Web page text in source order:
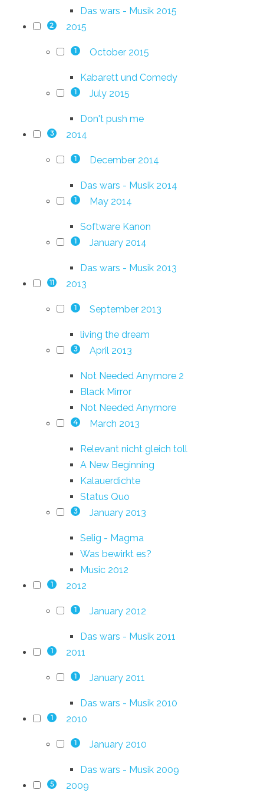
Das wars - Musik 2015
2 2015
1 October 2015
Kabarett und Comedy
1 July 2015
Don't push me
3 2014
1 December 2014
Das wars - Musik 2014
1 May 2014
Software Kanon
1 January 2014
Das wars - Musik 2013
11 2013
1 September 2013
living the dream
3 April 2013
Not Needed Anymore 2
Black Mirror
Not Needed Anymore
4 March 2013
Relevant nicht gleich toll
A New Beginning
Kalauerdichte
Status Quo
3 January 2013
Selig - Magma
Was bewirkt es?
Music 2012
1 2012
1 January 2012
Das wars - Musik 2011
1 2011
1 January 2011
Das wars - Musik 2010
1 2010
1 January 2010
Das wars - Musik 2009
5 2009